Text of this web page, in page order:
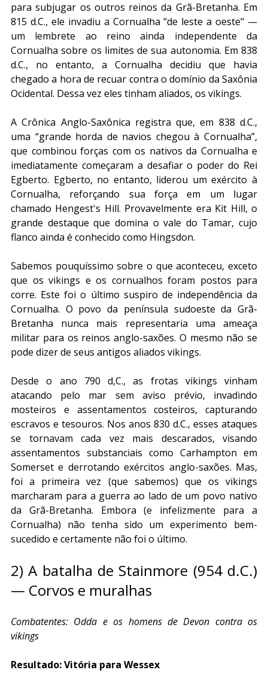
para subjugar os outros reinos da Grã-Bretanha. Em
815 d.C., ele invadiu a Cornualha "de leste a oeste" —
um lembrete ao reino ainda independente da
Cornualha sobre os limites de sua autonomia. Em 838
d.C., no entanto, a Cornualha decidiu que havia
chegado a hora de recuar contra o domínio da Saxônia
Ocidental. Dessa vez eles tinham aliados, os vikings.
A Crônica Anglo-Saxônica registra que, em 838 d.C.,
uma “grande horda de navios chegou à Cornualha”,
que combinou forças com os nativos da Cornualha e
imediatamente começaram a desafiar o poder do Rei
Egberto. Egberto, no entanto, liderou um exército à
Cornualha, reforçando sua força em um lugar
chamado Hengest's Hill. Provavelmente era Kit Hill, o
grande destaque que domina o vale do Tamar, cujo
flanco ainda é conhecido como Hingsdon.
Sabemos pouquíssimo sobre o que aconteceu, exceto
que os vikings e os cornualhos foram postos para
corre. Este foi o último suspiro de independência da
Cornualha. O povo da península sudoeste da Grã-
Bretanha nunca mais representaria uma ameaça
militar para os reinos anglo-saxões. O mesmo não se
pode dizer de seus antigos aliados vikings.
Desde o ano 790 d,C., as frotas vikings vinham
atacando pelo mar sem aviso prévio, invadindo
mosteiros e assentamentos costeiros, capturando
escravos e tesouros. Nos anos 830 d.C., esses ataques
se tornavam cada vez mais descarados, visando
assentamentos substanciais como Carhampton em
Somerset e derrotando exércitos anglo-saxões. Mas,
foi a primeira vez (que sabemos) que os vikings
marcharam para a guerra ao lado de um povo nativo
da Grã-Bretanha. Embora (e infelizmente para a
Cornualha) não tenha sido um experimento bem-
sucedido e certamente não foi o último.
2) A batalha de Stainmore (954 d.C.)
— Corvos e muralhas
Combatentes: Odda e os homens de Devon contra os
vikings
Resultado: Vitória para Wessex